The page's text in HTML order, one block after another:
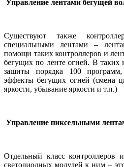
Управление лентами бегущей
Существуют также
специальными лентами –
помощи таких контроллеров и
бегущих по ленте огней. В таких
зашиты порядка 100
эффекты бегущих огней (смена
яркости, убывание яркости и т.п.)
Управление пиксельными
Отдельный класс контроллеров
светодиодных модулей к ним –